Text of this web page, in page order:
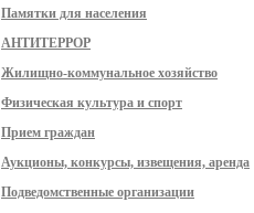
Памятки для населения
АНТИТЕРРОР
Жилищно-коммунальное хозяйство
Физическая культура и спорт
Прием граждан
Аукционы, конкурсы, извещения, аренда
Подведомственные организации